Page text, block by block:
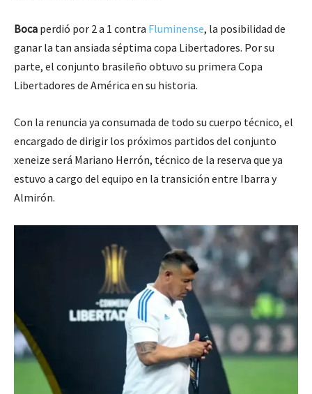
Boca perdió por 2 a 1 contra Fluminense, la posibilidad de
ganar la tan ansiada séptima copa Libertadores. Por su
parte, el conjunto brasileño obtuvo su primera Copa
Libertadores de América en su historia.
Con la renuncia ya consumada de todo su cuerpo técnico, el
encargado de dirigir los próximos partidos del conjunto
xeneize será Mariano Herrón, técnico de la reserva que ya
estuvo a cargo del equipo en la transición entre Ibarra y
Almirón.